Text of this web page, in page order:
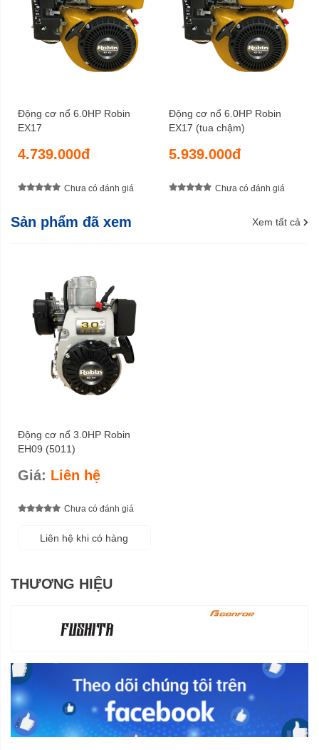
Nhiên liệu sử dụng
xăng không chì có chỉ số
octan 92 trở lên
Trọng lượng tịnh 9,9 kg
Trọng lượng cả bì 11,5 kg
Bảo hành 15 tháng
Động cơ nổ 6.0HP Robin
EX17
4.739.000đ
Chưa có đánh giá
Động cơ nổ 6.0HP Robin
EX17 (tua chậm)
5.939.000đ
Chưa có đánh giá
Sản phẩm đã xem Xem tất cả
Động cơ nổ 3.0HP Robin
EH09 (5011)
Giá: Liên hệ
Chưa có đánh giá
Liên hệ khi có hàng
THƯƠNG HIỆU